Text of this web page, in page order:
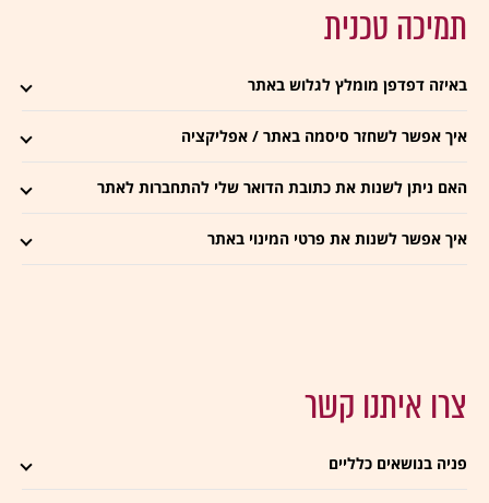
תמיכה טכנית
באיזה דפדפן מומלץ לגלוש באתר
איך אפשר לשחזר סיסמה באתר / אפליקציה
האם ניתן לשנות את כתובת הדואר שלי להתחברות לאתר
איך אפשר לשנות את פרטי המינוי באתר
צרו איתנו קשר
פניה בנושאים כלליים